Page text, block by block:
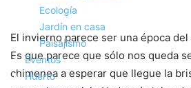
Ecología
Jardín en casa
Paisajismo
Eventos
Huerto
El invierno parece ser una época
Es que parece que sólo nos queda
chimenea a esperar que llegue la